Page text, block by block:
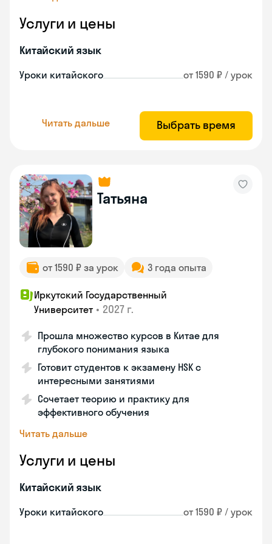
Услуги и цены
Китайский язык
Уроки китайского от 1590 ₽ / урок
Читать дальше Выбрать время
Татьяна
от 1590 ₽ за урок 3 года опыта
Иркутский Государственный
Университет • 2027 г.
Прошла множество курсов в Китае для
глубокого понимания языка
Готовит студентов к экзамену HSK с
интересными занятиями
Сочетает теорию и практику для
эффективного обучения
Читать дальше
Услуги и цены
Китайский язык
Уроки китайского от 1590 ₽ / урок